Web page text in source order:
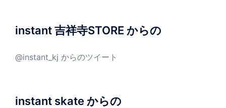
instant 吉祥寺STORE からの
@instant_kj からのツイート
instant skate からの